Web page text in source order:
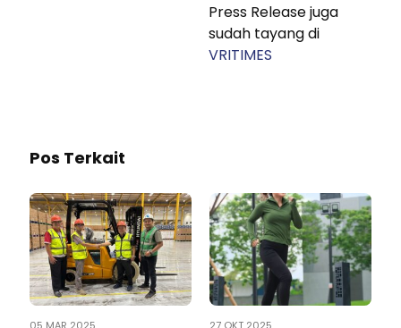
Press Release juga
sudah tayang di
VRITIMES
Pos Terkait